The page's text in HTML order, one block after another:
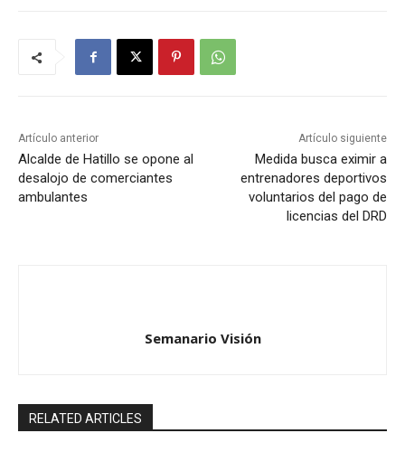
Artículo anterior
Alcalde de Hatillo se opone al
desalojo de comerciantes
ambulantes
Artículo siguiente
Medida busca eximir a
entrenadores deportivos
voluntarios del pago de
licencias del DRD
Semanario Visión
RELATED ARTICLES